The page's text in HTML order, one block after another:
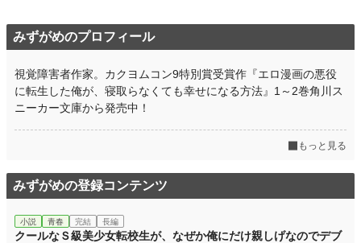
初回公開日時 2023.08.09 10:11
初回完結日時 2023.08.09 10:11
週間ポイント 424 pt (16,155 位)
月間ポイント 1,536 pt (18,661 位)
累計ポイント 49,937 pt (44,658 位)
みずがめのプロフィール
視覚障害者作家。カクヨムコン9特別賞受賞作『エロ漫画の悪役
に転生した俺が、寝取らなくても幸せになる方法』1～2巻角川ス
ニーカー文庫から発売中！
もっと見る
みずがめの登録コンテンツ
小説 青春 完結 長編
クールなＳ級美少女転校生が、なぜか俺にだけ親しげなのでデブ